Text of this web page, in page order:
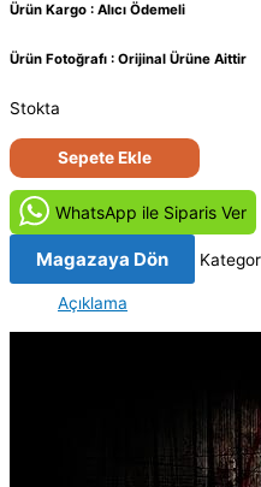
Ürün Kargo : Alıcı Ödemeli
Ürün Fotoğrafı : Orijinal Ürüne Aittir
Stokta
Vahşi
Irk
The
Breed
(2006)
Orjiinal
VCD
Sepete Ekle
WhatsApp ile Siparis Ver
Magazaya Dön
Açıklama